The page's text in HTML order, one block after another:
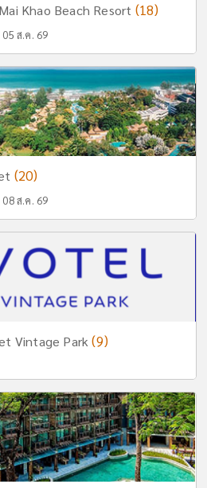
Khao Beach Resort (18)
05 ส.ค. 69
(20)
08 ส.ค. 69
Vintage Park(9)